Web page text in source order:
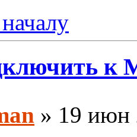
к
» 19 июн